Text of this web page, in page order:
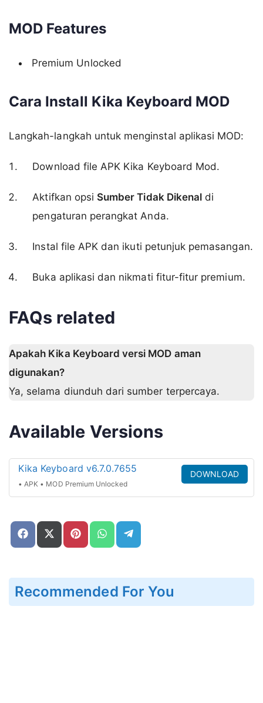
MOD Features
Premium Unlocked
Cara Install Kika Keyboard MOD
Langkah-langkah untuk menginstal aplikasi MOD:
Download file APK Kika Keyboard Mod.
Aktifkan opsi Sumber Tidak Dikenal di
pengaturan perangkat Anda.
Instal file APK dan ikuti petunjuk pemasangan.
Buka aplikasi dan nikmati fitur-fitur premium.
FAQs related
Apakah Kika Keyboard versi MOD aman
digunakan?
Ya, selama diunduh dari sumber terpercaya.
Available Versions
Kika Keyboard v6.7.0.7655
• APK • MOD Premium Unlocked
DOWNLOAD
Share
on
Share
on
Share
on
Share
on
on
Recommended For You